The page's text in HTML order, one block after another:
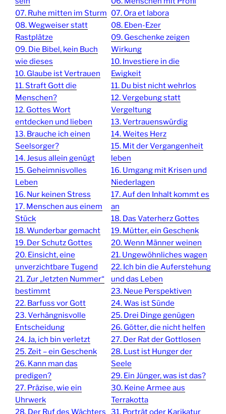
07. Ruhe mitten im Sturm
08. Wegweiser statt
Rastplätze
09. Die Bibel, kein Buch
wie dieses
10. Glaube ist Vertrauen
11. Straft Gott die
Menschen?
12. Gottes Wort
entdecken und lieben
13. Brauche ich einen
Seelsorger?
14. Jesus allein genügt
15. Geheimnisvolles
Leben
16. Nur keinen Stress
17. Menschen aus einem
Stück
18. Wunderbar gemacht
19. Der Schutz Gottes
20. Einsicht, eine
unverzichtbare Tugend
21. Zur „letzten Nummer“
bestimmt
22. Barfuss vor Gott
23. Verhängnisvolle
Entscheidung
24. Ja, ich bin verletzt
25. Zeit – ein Geschenk
26. Kann man das
predigen?
27. Präzise, wie ein
Uhrwerk
28. Der Ruf des Wächters
07. Ora et labora
08. Eben-Ezer
09. Geschenke zeigen
Wirkung
10. Investiere in die
Ewigkeit
11. Du bist nicht wehrlos
12. Vergebung statt
Vergeltung
13. Vertrauenswürdig
14. Weites Herz
15. Mit der Vergangenheit
leben
16. Umgang mit Krisen und
Niederlagen
17. Auf den Inhalt kommt es
an
18. Das Vaterherz Gottes
19. Mütter, ein Geschenk
20. Wenn Männer weinen
21. Ungewöhnliches wagen
22. Ich bin die Auferstehung
und das Leben
23. Neue Perspektiven
24. Was ist Sünde
25. Drei Dinge genügen
26. Götter, die nicht helfen
27. Der Rat der Gottlosen
28. Lust ist Hunger der
Seele
29. Ein Jünger, was ist das?
30. Keine Armee aus
Terrakotta
31. Porträt oder Karikatur